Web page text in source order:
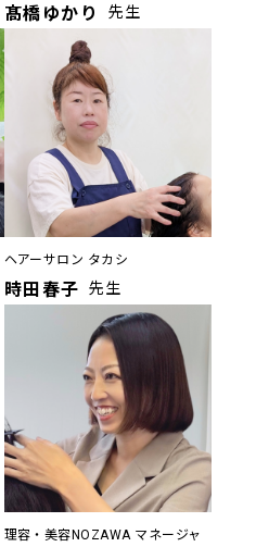
髙橋ゆかり 先生
ヘアーサロン タカシ
時田春子 先生
理容・美容NOZAWA マネージャ